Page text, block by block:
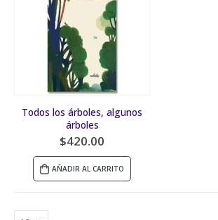
Todos los árboles, algunos
árboles
$420.00
AÑADIR AL CARRITO